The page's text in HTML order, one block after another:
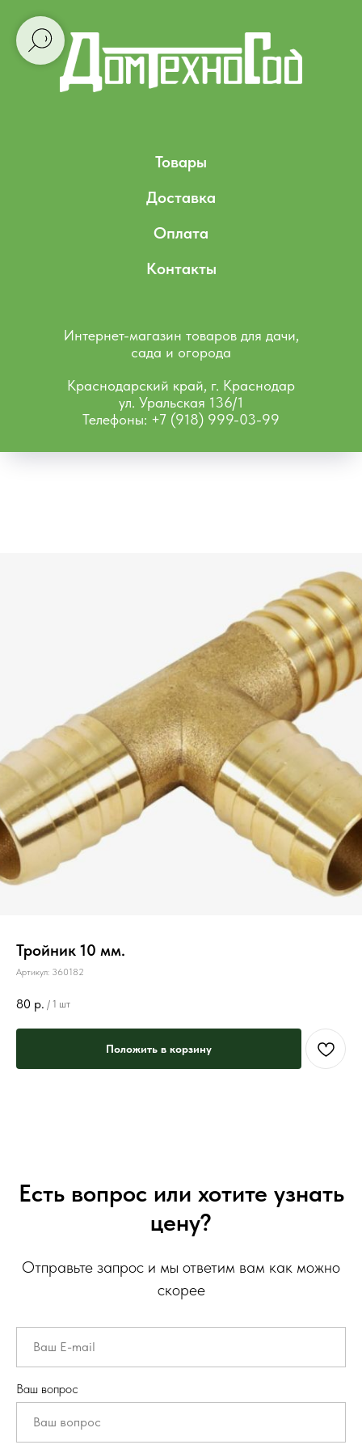
Товары
Доставка
Оплата
Контакты
Интернет-магазин товаров для дачи,
сада и огорода
Краснодарский край, г. Краснодар
ул. Уральская 136/1
Телефоны: +7 (918) 999-03-99
Тройник 10 мм.
Артикул: 360182
80 р. / 1 шт
Положить в корзину
Есть вопрос или хотите узнать
цену?
Отправьте запрос и мы ответим вам как можно
скорее
Ваш вопрос